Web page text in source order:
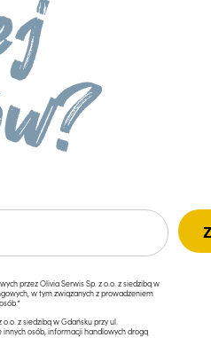
przez Olivia Serwis Sp. z o.o. z siedzibą w
w tym związanych z prowadzeniem
z siedzibą w Gdańsku przy ul.
innych osób, informacji handlowych drogą